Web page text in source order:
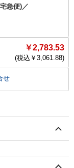
急便)／
￥2,783.53
(税込￥ 3,061.88)
せ